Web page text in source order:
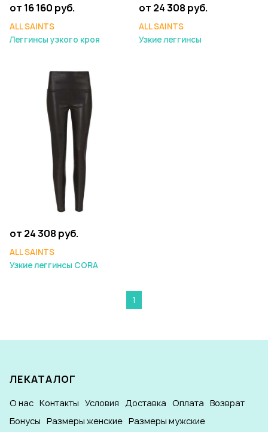
от 16 160 руб.
ALL SAINTS
Леггинсы узкого кроя
от 24 308 руб.
ALL SAINTS
Узкие леггинсы
от 24 308 руб.
ALL SAINTS
Узкие леггинсы CORA
1
ЛЕКАТАЛОГ
О нас Контакты Условия Доставка Оплата Возврат
Бонусы Размеры женские Размеры мужские